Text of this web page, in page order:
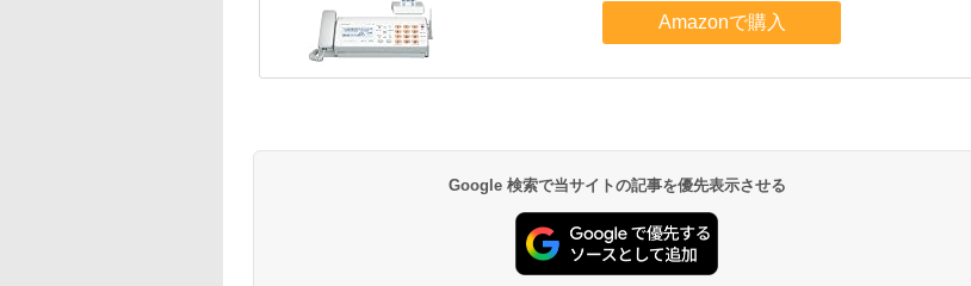
Amazonで購入
Google 検索で当サイトの記事を優先表示させる